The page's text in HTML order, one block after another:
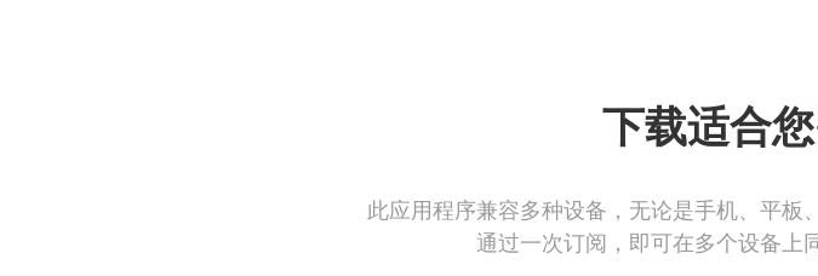
下载适合
此应用程序兼容多种设备，无论是手机、平板
通过一次订阅，即可在多个设备上